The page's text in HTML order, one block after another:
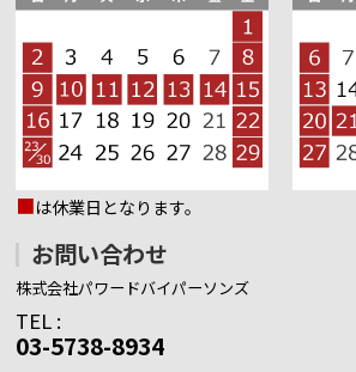
■は休業日となります。
お問い合わせ
株式会社パワードバイパーソンズ
TEL :
03-5738-8934